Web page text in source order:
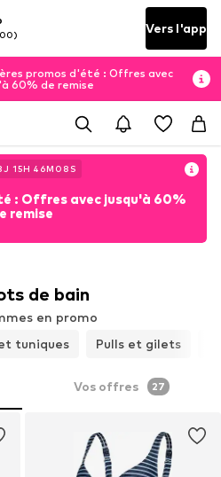
Vers l'app
promos d'été : Offres avec
60% de remise
J 15H 46M 07 S
: Offres avec jusqu'à 60%
remise
de bain
en promo
tuniques Pulls et gilets
Vos offres 27